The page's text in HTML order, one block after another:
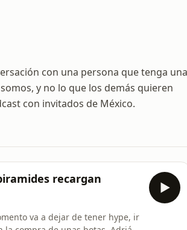
con una persona que tenga una
y no lo que los demás quieren
con invitados de México.
recargan
va a dejar de tener hype, ir